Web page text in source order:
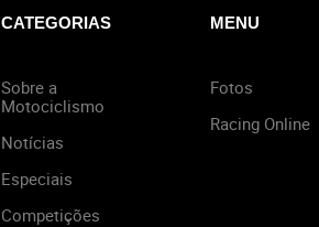
CATEGORIAS
Sobre a
Motociclismo
Notícias
Especiais
Competições
MENU
Fotos
Racing Online